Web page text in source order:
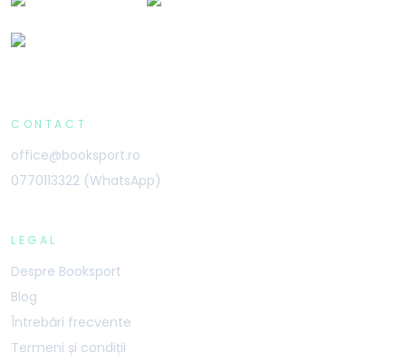
CONTACT
office@booksport.ro
0770113322 (WhatsApp)
LEGAL
Despre Booksport
Blog
Întrebări frecvente
Termeni și condiții